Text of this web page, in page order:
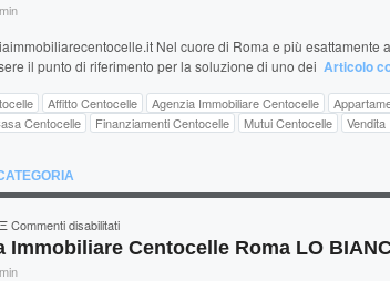
Roma
LO
Nel cuore di Roma e più esattamente
il punto di riferimento per la soluzione di uno dei Articolo
Affitto Centocelle Agenzia Immobiliare Centocelle
Centocelle
Finanziamenti Centocelle Mutui Centocelle Vendita
ΞCommenti disabilitatisu
Agenzia
Immobiliare Centocelle Roma LO